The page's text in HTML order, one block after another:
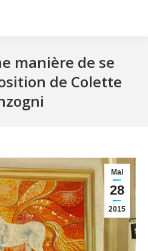
manière de se
de Colette
Mai
28
2015